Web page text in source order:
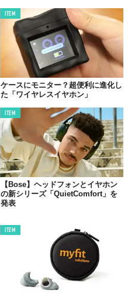
ITEM
ケースにモニター？超便利に進化し
た「ワイヤレスイヤホン」
ITEM
【Bose】ヘッドフォンとイヤホン
の新シリーズ「QuietComfort」を
発表
ITEM